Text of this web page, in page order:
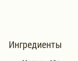
Ингредиенты